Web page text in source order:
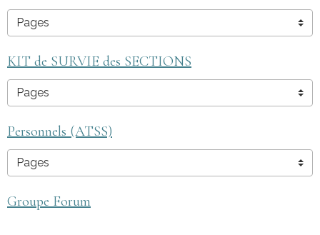
KIT de SURVIE des SECTIONS
Personnels (ATSS)
Groupe Forum